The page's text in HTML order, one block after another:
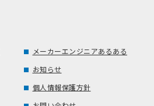
メーカーエンジニアあるある
お知らせ
個人情報保護方針